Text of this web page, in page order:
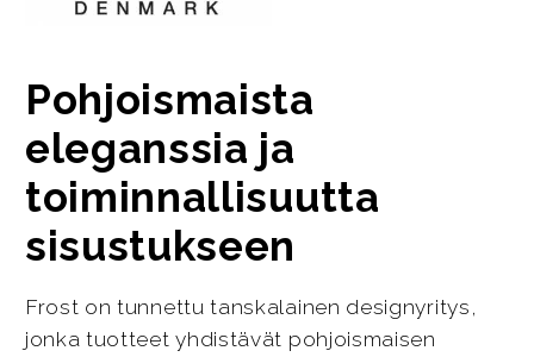
Pohjoismaista
eleganssia ja
toiminnallisuutta
sisustukseen
Frost on tunnettu tanskalainen designyritys,
jonka tuotteet yhdistävät pohjoismaisen